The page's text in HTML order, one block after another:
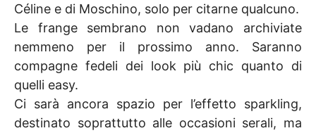
Céline e di Moschino, solo per citarne qualcuno.
Le frange sembrano non vadano archiviate
nemmeno per il prossimo anno. Saranno
compagne fedeli dei look più chic quanto di
quelli easy.
Ci sarà ancora spazio per l’effetto sparkling,
destinato soprattutto alle occasioni serali, ma